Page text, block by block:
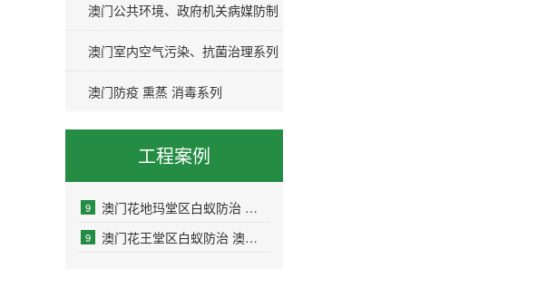
澳门公共环境、政府机关病媒防制
澳门室内空气污染、抗菌治理系列
澳门防疫 熏蒸 消毒系列
工程案例
9 澳门花地玛堂区白蚁防治 澳门花地玛堂区白
9 澳门花王堂区白蚁防治 澳门花王堂区白蚁预